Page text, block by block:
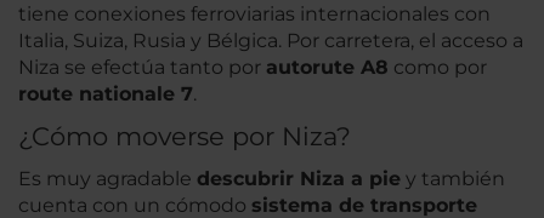
tiene conexiones ferroviarias internacionales con
Italia, Suiza, Rusia y Bélgica. Por carretera, el acceso a
Niza se efectúa tanto por autorute A8 como por
route nationale 7.
¿Cómo moverse por Niza?
Es muy agradable descubrir Niza a pie y también
cuenta con un cómodo sistema de transporte